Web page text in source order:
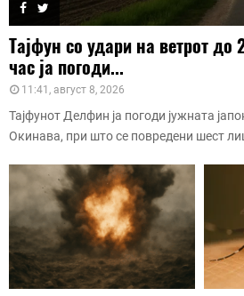
Тајфун со удари на ветрот до
час ја погоди...
11:41, август 8, 2026
Тајфунот Делфин ја погоди јужната
Окинава, при што се повредени шест